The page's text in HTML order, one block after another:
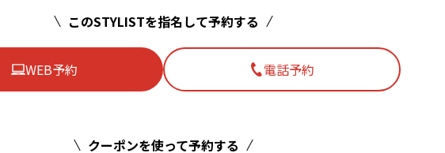
このSTYLISTを指名して予約する
WEB予約 電話予約
クーポンを使って予約する